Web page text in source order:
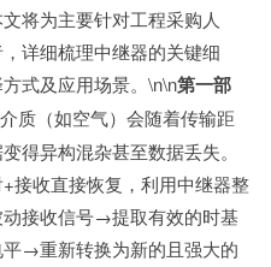
将为主要针对工程采购人
详细梳理中继器的关键细
式及应用场景。\n\n第一部
质（如空气）会随着传输距
得异构混杂甚至数据丢失。
接收直接恢复，利用中继器整
接收信号→提取有效的时基
→重新转换为新的且强大的